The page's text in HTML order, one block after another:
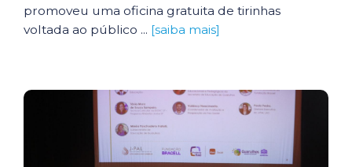
promoveu uma oficina gratuita de tirinhas
voltada ao público ... [saiba mais]